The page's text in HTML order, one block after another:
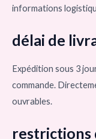
informations
délai de
Expédition sous 3
commande.
ouvrables.
restrictions